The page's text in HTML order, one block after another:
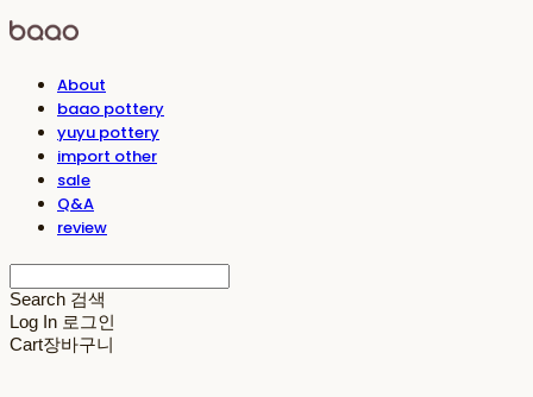
About
baao pottery
yuyu pottery
import other
sale
Q&A
review
Search 검색
Log In 로그인
Cart장바구니